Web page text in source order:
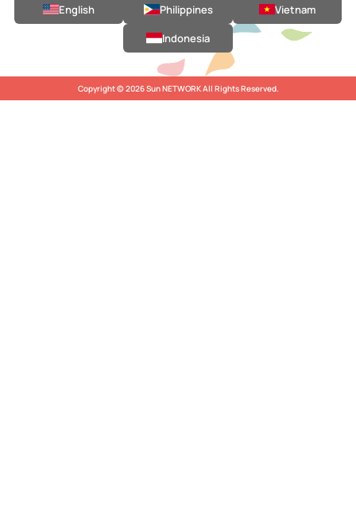
English Philippines
Vietnam
Indonesia
Copyright © 2026 Sun NETWORK All Rights Reserved.